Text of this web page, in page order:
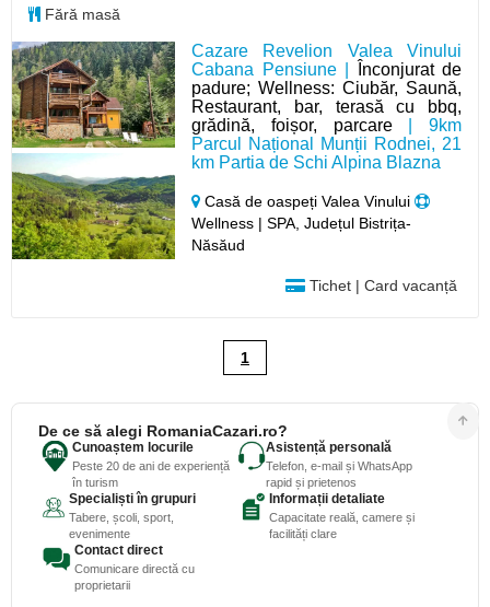
Cazare Revelion Valea Vinului
Cabana Pensiune |
Înconjurat de
padure; Wellness: Ciubăr, Saună,
Restaurant, bar, terasă cu bbq,
grădină, foișor, parcare| 9km
Parcul Național Munții Rodnei, 21
km Partia de Schi Alpina Blazna
Casă de oaspeți Valea Vinului
Wellness | SPA, Județul Bistrița-
Năsăud
Tichet | Card vacanță
Fără masă
1
De ce să alegi RomaniaCazari.ro?
Cunoaștem locurile
Peste 20 de ani de experiență
în turism
Asistență personală
Telefon, e-mail și WhatsApp
rapid și prietenos
Specialiști în grupuri
Tabere, școli, sport,
evenimente
Informații detaliate
Capacitate reală, camere și
facilități clare
Contact direct
Comunicare directă cu
proprietarii